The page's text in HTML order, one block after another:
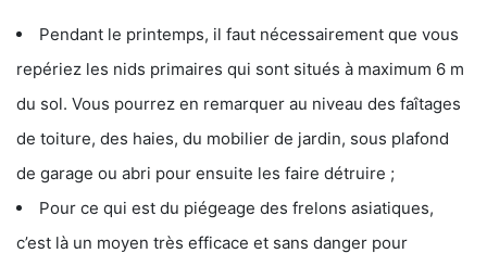
Pendant le printemps, il faut nécessairement que vous
repériez les nids primaires qui sont situés à maximum 6 m
du sol. Vous pourrez en remarquer au niveau des faîtages
de toiture, des haies, du mobilier de jardin, sous plafond
de garage ou abri pour ensuite les faire détruire ;
Pour ce qui est du piégeage des frelons asiatiques,
c’est là un moyen très efficace et sans danger pour